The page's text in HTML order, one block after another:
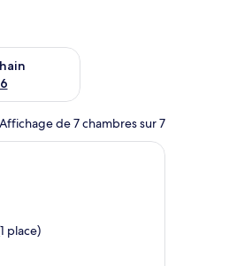
le week-end prochain août 14 -
Affichage de 7 chambres sur 7
place)